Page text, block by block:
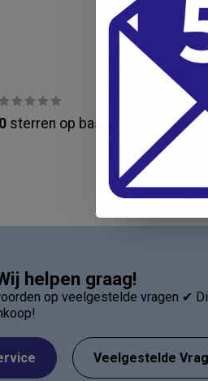
0 sterren op basis van
helpen graag!
op veelgestelde vragen ✔
Veelgestelde